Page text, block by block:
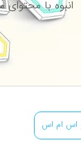
انبوه با
اس ام اس